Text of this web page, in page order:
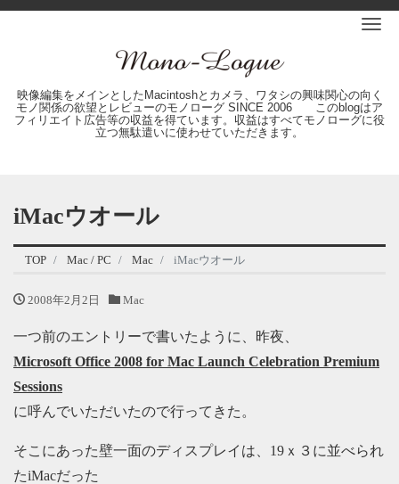
映像編集をメインとしたMacintoshとカメラ、ワタシの興味関心の向く
モノ関係の欲望とレビューのモノローグ SINCE 2006 このblogはア
フィリエイト広告等の収益を得ています。収益はすべてモノローグに役
立つ無駄遣いに使わせていただきます。
iMacウオール
TOP Mac / PC Mac iMacウオール
2008年2月2日 Mac
一つ前のエントリーで書いたように、昨夜、
Microsoft Office 2008 for Mac Launch Celebration Premium
Sessions
に呼んでいただいたので行ってきた。
そこにあった壁一面のディスプレイは、19ｘ３に並べられ
たiMacだった